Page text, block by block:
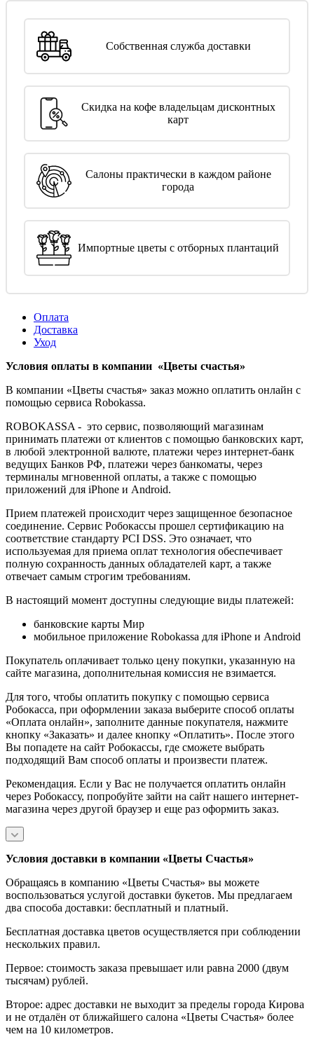
Собственная служба доставки
Скидка на кофе владельцам дисконтных
карт
Салоны практически в каждом районе
города
Импортные цветы с отборных плантаций
Оплата
Доставка
Уход
Условия оплаты в компании «Цветы счастья»
В компании «Цветы счастья» заказ можно оплатить онлайн с
помощью сервиса Robokassa.
ROBOKASSA - это сервис, позволяющий магазинам
принимать платежи от клиентов с помощью банковских карт,
в любой электронной валюте, платежи через интернет-банк
ведущих Банков РФ, платежи через банкоматы, через
терминалы мгновенной оплаты, а также с помощью
приложений для iPhone и Android.
Прием платежей происходит через защищенное безопасное
соединение. Сервис Робокассы прошел сертификацию на
соответствие стандарту PCI DSS. Это означает, что
используемая для приема оплат технология обеспечивает
полную сохранность данных обладателей карт, а также
отвечает самым строгим требованиям.
В настоящий момент доступны следующие виды платежей:
банковские карты Мир
мобильное приложение Robokassa для iPhone и Android
Покупатель оплачивает только цену покупки, указанную на
сайте магазина, дополнительная комиссия не взимается.
Для того, чтобы оплатить покупку с помощью сервиса
Робокасса, при оформлении заказа выберите способ оплаты
«Оплата онлайн», заполните данные покупателя, нажмите
кнопку «Заказать» и далее кнопку «Оплатить». После этого
Вы попадете на сайт Робокассы, где сможете выбрать
подходящий Вам способ оплаты и произвести платеж.
Рекомендация. Если у Вас не получается оплатить онлайн
через Робокассу, попробуйте зайти на сайт нашего интернет-
магазина через другой браузер и еще раз оформить заказ.
Условия доставки в компании «Цветы Счастья»
Обращаясь в компанию «Цветы Счастья» вы можете
воспользоваться услугой доставки букетов. Мы предлагаем
два способа доставки: бесплатный и платный.
Бесплатная доставка цветов осуществляется при соблюдении
нескольких правил.
Первое: стоимость заказа превышает или равна 2000 (двум
тысячам) рублей.
Второе: адрес доставки не выходит за пределы города Кирова
и не отдалён от ближайшего салона «Цветы Счастья» более
чем на 10 километров.